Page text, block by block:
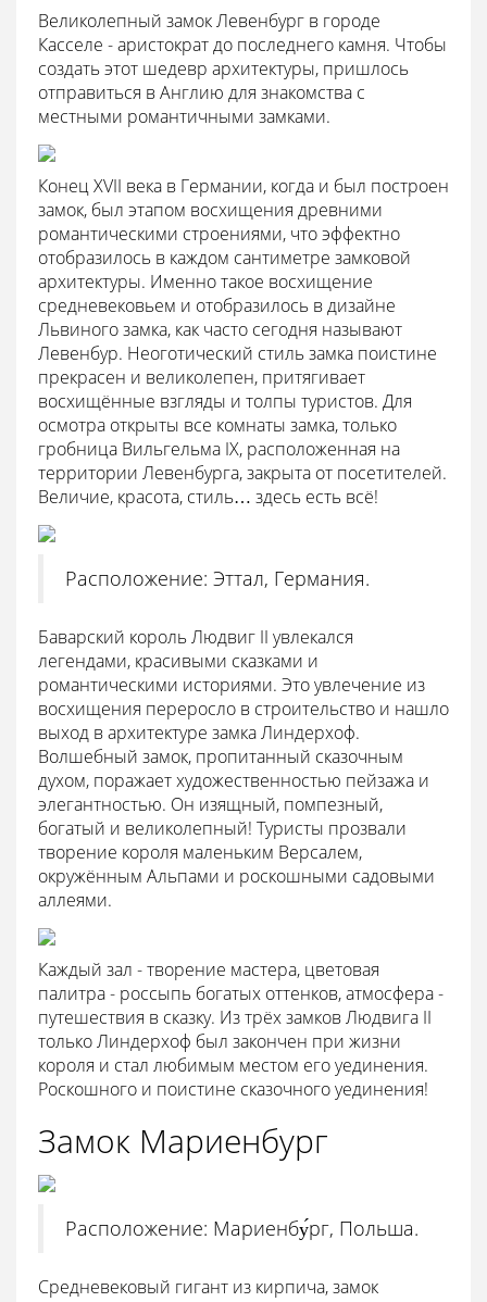
Великолепный замок Левенбург в городе
Касселе - аристократ до последнего камня. Чтобы
создать этот шедевр архитектуры, пришлось
отправиться в Англию для знакомства с
местными романтичными замками.
Конец XVII века в Германии, когда и был построен
замок, был этапом восхищения древними
романтическими строениями, что эффектно
отобразилось в каждом сантиметре замковой
архитектуры. Именно такое восхищение
средневековьем и отобразилось в дизайне
Львиного замка, как часто сегодня называют
Левенбур. Неоготический стиль замка поистине
прекрасен и великолепен, притягивает
восхищённые взгляды и толпы туристов. Для
осмотра открыты все комнаты замка, только
гробница Вильгельма IX, расположенная на
территории Левенбурга, закрыта от посетителей.
Величие, красота, стиль… здесь есть всё!
Расположение: Эттал, Германия.
Баварский король Людвиг II увлекался
легендами, красивыми сказками и
романтическими историями. Это увлечение из
восхищения переросло в строительство и нашло
выход в архитектуре замка Линдерхоф.
Волшебный замок, пропитанный сказочным
духом, поражает художественностью пейзажа и
элегантностью. Он изящный, помпезный,
богатый и великолепный! Туристы прозвали
творение короля маленьким Версалем,
окружённым Альпами и роскошными садовыми
аллеями.
Каждый зал - творение мастера, цветовая
палитра - россыпь богатых оттенков, атмосфера -
путешествия в сказку. Из трёх замков Людвига II
только Линдерхоф был закончен при жизни
короля и стал любимым местом его уединения.
Роскошного и поистине сказочного уединения!
Замок Мариенбург
Расположение: Мариенбу́рг, Польша.
Средневековый гигант из кирпича, замок